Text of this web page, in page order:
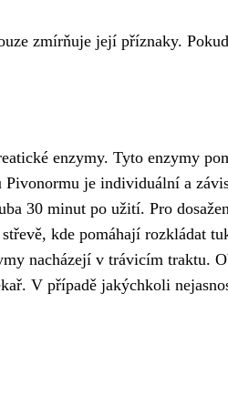
zmírňuje její příznaky.
enzymy. Tyto enzymy
je individuální a
30 minut po užití. Pro
kde pomáhají rozkládat
nacházejí v trávicím traktu.
V případě jakýchkoli